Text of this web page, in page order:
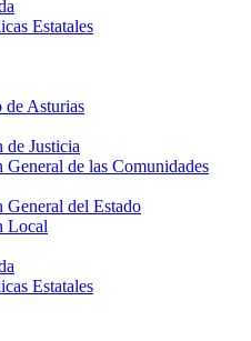
Estatales
de Asturias
Justicia
de las Comunidades
del Estado
Local
Estatales